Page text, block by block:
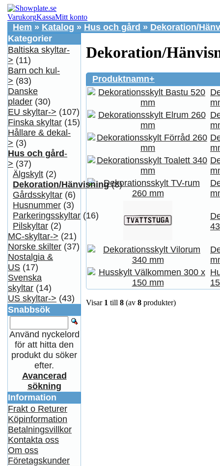
VarukorgKassaMitt konto
Hem » Katalog » Hus och gård » Dekoration/
Dekoration/
Produktnamn+
Visar 1 till 8 (av 8 produkter)
Kategorier
Baltiska skyltar-
> (11)
Barn och kul-
> (83)
Danske
plader (30)
EU skyltar-> (107)
Finska skyltar (15)
Hållare & dekal-
> (3)
Hus och gård-
> (37)
Älgskylt (2)
Dekoration/Hänvisning(8)
Gårdsskyltar (6)
Husnummer (3)
Parkeringsskyltar (16)
Pilskyltar (2)
MC-skyltar-> (21)
Norske skilter (37)
Nostalgia &
US (17)
Svenska
skyltar (14)
US skyltar-> (43)
Snabbsök
Använd nyckelord
för att hitta den
produkt du söker
efter.
Avancerad
sökning
Information
Frakt o Returer
Köpinformation
Betalningsvillkor
Kontakta oss
Om oss
Företagskunder